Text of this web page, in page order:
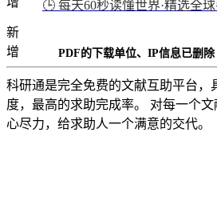
🕒 每天60秒读懂世界·精选全球
新
增
PDF的下载单位、IP信息已删除
科研通是完全免费的文献互助平台，
度，最高的求助完成率。 对每一个
心尽力，给求助人一个满意的交代。